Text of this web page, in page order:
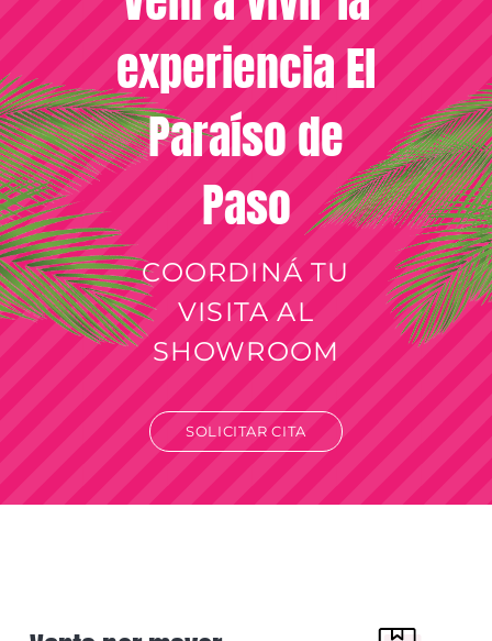
experiencia El
Paraíso de
Paso
COORDINÁ TU
VISITA AL
SHOWROOM
SOLICITAR CITA